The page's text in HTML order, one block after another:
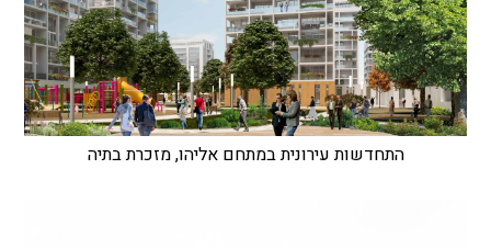
התחדשות עירונית במתחם אליהו, מזכרת בתיה